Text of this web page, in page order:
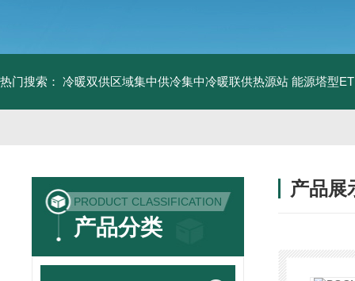
热门搜索： 冷暖双供区域集中供冷集中冷暖联供热源站 能源塔型
PRODUCT CLASSIFICATION
产品分类
产品展